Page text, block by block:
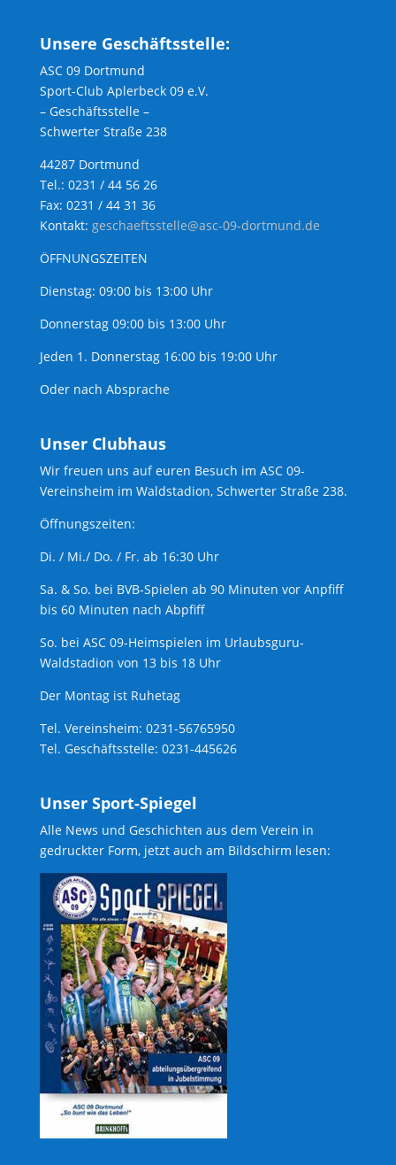
Unsere Geschäftsstelle:
ASC 09 Dortmund
Sport-Club Aplerbeck 09 e.V.
– Geschäftsstelle –
Schwerter Straße 238
44287 Dortmund
Tel.: 0231 / 44 56 26
Fax: 0231 / 44 31 36
Kontakt: geschaeftsstelle@asc-09-dortmund.de
ÖFFNUNGSZEITEN
Dienstag: 09:00 bis 13:00 Uhr
Donnerstag 09:00 bis 13:00 Uhr
Jeden 1. Donnerstag 16:00 bis 19:00 Uhr
Oder nach Absprache
Unser Clubhaus
Wir freuen uns auf euren Besuch im ASC 09-
Vereinsheim im Waldstadion, Schwerter Straße 238.
Öffnungszeiten:
Di. / Mi./ Do. / Fr. ab 16:30 Uhr
Sa. & So. bei BVB-Spielen ab 90 Minuten vor Anpfiff
bis 60 Minuten nach Abpfiff
So. bei ASC 09-Heimspielen im Urlaubsguru-
Waldstadion von 13 bis 18 Uhr
Der Montag ist Ruhetag
Tel. Vereinsheim: 0231-56765950
Tel. Geschäftsstelle: 0231-445626
Unser Sport-Spiegel
Alle News und Geschichten aus dem Verein in
gedruckter Form, jetzt auch am Bildschirm lesen: